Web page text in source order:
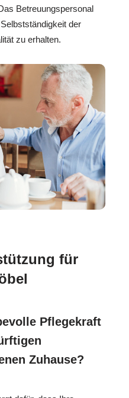
Betreuungspersonal
der
zu erhalten.
für
Pflegekraft
Zuhause?